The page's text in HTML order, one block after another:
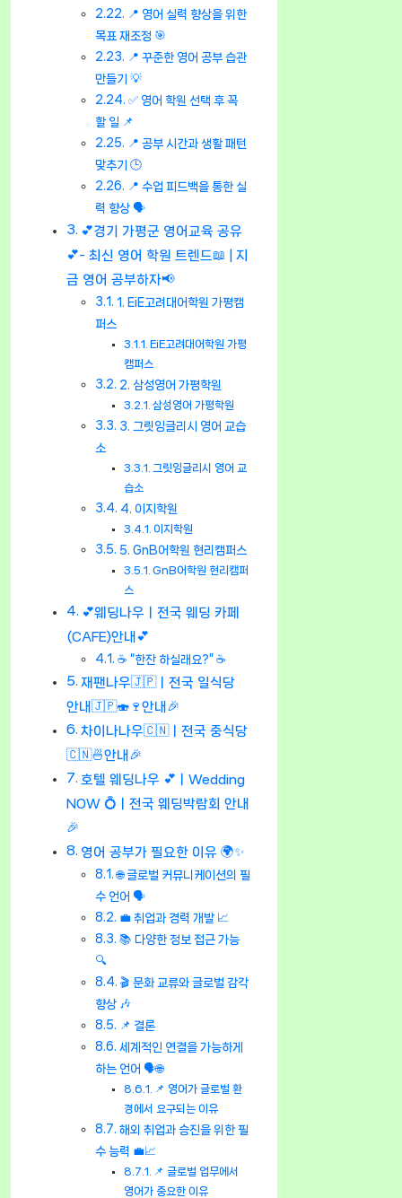
📍 영어 실력 향상을 위한
목표 재조정 🎯
📍 꾸준한 영어 공부 습관
만들기 💡
✅ 영어 학원 선택 후 꼭
할 일 📌
📍 공부 시간과 생활 패턴
맞추기 🕒
📍 수업 피드백을 통한 실
력 향상 🗣️
💕경기 가평군 영어교육 공유
💕- 최신 영어 학원 트렌드📖 | 지
금 영어 공부하자📢
1. EiE고려대어학원 가평캠
퍼스
EiE고려대어학원 가평
캠퍼스
2. 삼성영어 가평학원
삼성영어 가평학원
3. 그릿잉글리시 영어 교습
소
그릿잉글리시 영어 교
습소
4. 이지학원
이지학원
5. GnB어학원 현리캠퍼스
GnB어학원 현리캠퍼
스
💕웨딩나우ㅣ전국 웨딩 카페
(CAFE)안내💕
☕ “한잔 하실래요?” ☕
재팬나우🇯🇵ㅣ전국 일식당
안내🇯🇵🍣🍷안내🎉
차이나나우🇨🇳ㅣ전국 중식당
🇨🇳🍜안내🎉
호텔 웨딩나우 💕ㅣWedding
NOW 💍ㅣ전국 웨딩박람회 안내
🎉
영어 공부가 필요한 이유 🌍✨
🌐 글로벌 커뮤니케이션의 필
수 언어 🗣️
💼 취업과 경력 개발 📈
📚 다양한 정보 접근 가능
🔍
🎬 문화 교류와 글로벌 감각
향상 🎶
📌 결론
세계적인 연결을 가능하게
하는 언어 🗣️🌐
📌 영어가 글로벌 환
경에서 요구되는 이유
해외 취업과 승진을 위한 필
수 능력 💼📈
📌 글로벌 업무에서
영어가 중요한 이유